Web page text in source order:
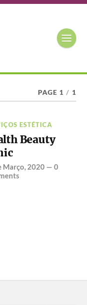
PAGE 1 / 1
ESTÉTICA
Beauty
Março, 2020 —0